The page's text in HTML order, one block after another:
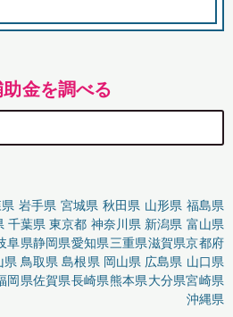
金を調べる
岩手県 宮城県 秋田県 山形県 福島県
千葉県 東京都 神奈川県 新潟県 富山県
阜県静岡県愛知県三重県滋賀県京都府
県 鳥取県 島根県 岡山県 広島県 山口県
岡県佐賀県長崎県熊本県大分県宮崎県
沖縄県